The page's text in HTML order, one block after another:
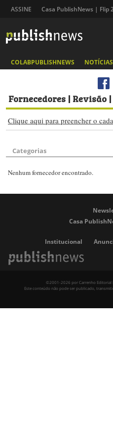
ASSINE Casa PublishNews | Flip
COLABPUBLISHNEWS NOTÍCIAS
Fornecedores | Revisão
Clique aqui para preencher o
Categorias
Nenhum fornecedor encontrado.
Casa
Institucional
©2001-2026 por Carrenho Editorial
Este conteúdo não pode ser publicado,